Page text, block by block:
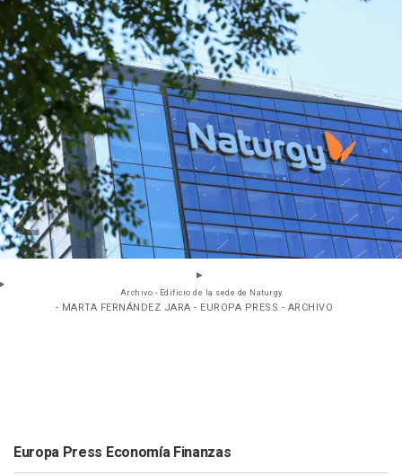
Archivo - Edificio de la sede de Naturgy
- MARTA FERNÁNDEZ JARA - EUROPA PRESS - ARCHIVO
Europa Press Economía Finanzas